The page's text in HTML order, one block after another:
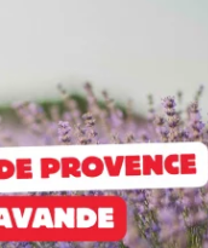
Plongez au cœur de la
l’équipe #CerRandazzo.
entre amis, de romance en